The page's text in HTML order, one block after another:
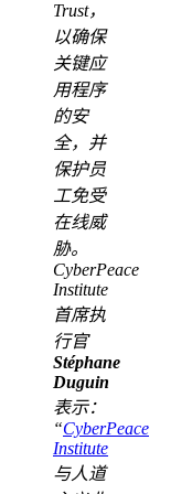
Trust，
以确保
关键应
用程序
的安
全，并
保护员
工免受
在线威
胁。
CyberPeace
Institute
首席执
行官
Stéphane
Duguin
表示：
“CyberPeace
Institute
与人道